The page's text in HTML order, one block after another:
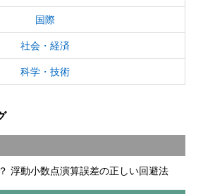
国際
社会・経済
科学・技術
浮動小数点演算誤差の正しい回避法